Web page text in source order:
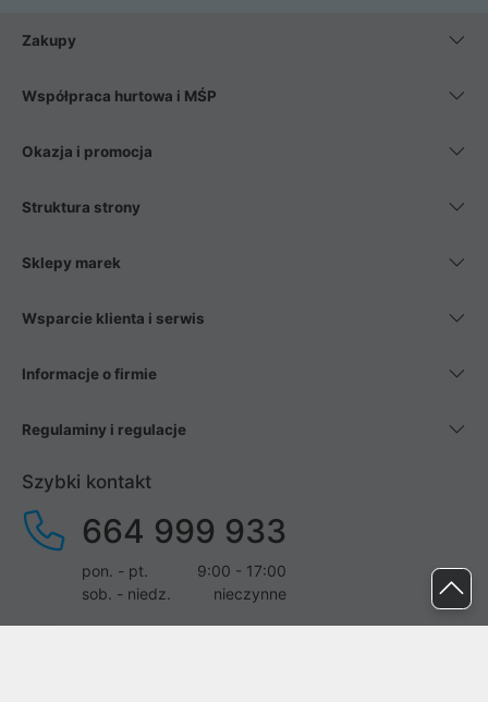
Zakupy
Współpraca hurtowa i MŚP
Okazja i promocja
Struktura strony
Sklepy marek
Wsparcie klienta i serwis
Informacje o firmie
Regulaminy i regulacje
Szybki kontakt
664 999 933
pon. - pt.
9:00 - 17:00
sob. - niedz.
nieczynne